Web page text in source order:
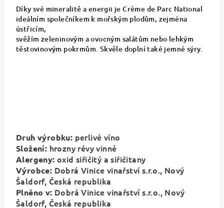
Díky své mineralitě a energii je Crème de Parc National
ideálním společníkem k mořským plodům, zejména
ústřicím,
svěžím zeleninovým a ovocným salátům nebo lehkým
těstovinovým pokrmům. Skvěle doplní také jemné sýry.
Druh výrobku: perlivé víno
Složení: hrozny révy vinné
Alergeny: oxid siřičitý a siřičitany
Výrobce: Dobrá Vinice vinařství s.r.o., Nový
Šaldorf, Česká republika
Plněno v: Dobrá Vinice vinařství s.r.o., Nový
Šaldorf, Česká republika